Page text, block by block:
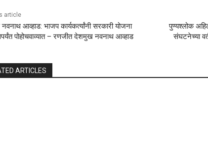
article
आव्हाड: भाजप कार्यकर्त्यांनी सरकारी योजना
पोहोचवाव्यात – रणजीत देशमुख नवनाथ आव्हाड
पुण्यश्लोक
संघटनेच्या
ARTICLES